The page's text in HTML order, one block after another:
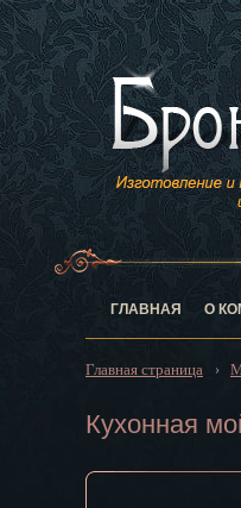
ГЛАВНАЯ О
Главная страница ›
Кухонная